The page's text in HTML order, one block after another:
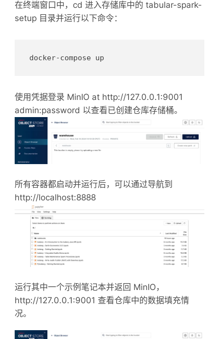
在终端窗口中，cd 进入存储库中的 tabular-spark-
setup 目录并运行以下命令：
使用凭据登录 MinIO at http://127.0.0.1:9001
admin:password 以查看已创建仓库存储桶。
所有容器都启动并运行后，可以通过导航到
http://localhost:8888
运行其中一个示例笔记本并返回 MinIO，
http://127.0.0.1:9001 查看仓库中的数据填充情
况。